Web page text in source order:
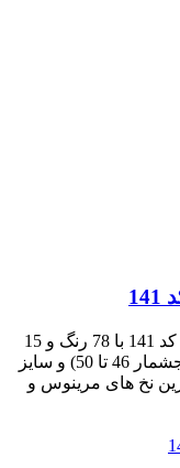
نخ و نقشه تابلوفرش دستباف طرح طبیعت کد 141 با 78 رنگ و 15
رنگ ابریشم به ابعاد 322 رج در 500 گره (رجشمار 46 تا 50) و سایز
ترین نخ های مرینوس و